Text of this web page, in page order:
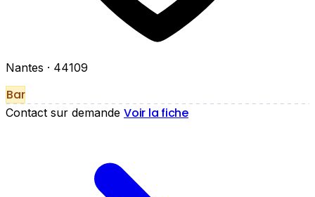
Nantes · 44109
Bar
Contact sur demande Voir la fiche